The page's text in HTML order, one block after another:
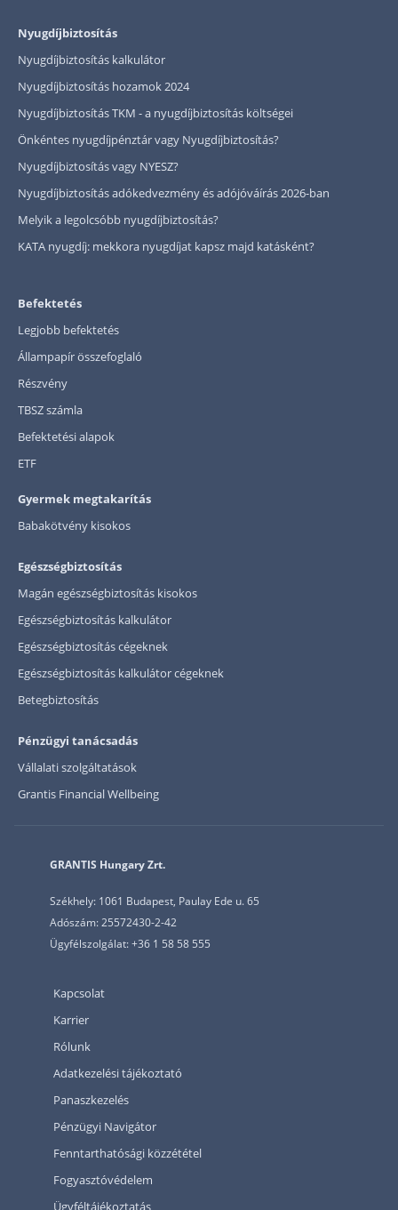
Nyugdíjbiztosítás
Nyugdíjbiztosítás kalkulátor
Nyugdíjbiztosítás hozamok 2024
Nyugdíjbiztosítás TKM - a nyugdíjbiztosítás költségei
Önkéntes nyugdíjpénztár vagy Nyugdíjbiztosítás?
Nyugdíjbiztosítás vagy NYESZ?
Nyugdíjbiztosítás adókedvezmény és adójóváírás 2026-ban
Melyik a legolcsóbb nyugdíjbiztosítás?
KATA nyugdíj: mekkora nyugdíjat kapsz majd katásként?
Befektetés
Legjobb befektetés
Állampapír összefoglaló
Részvény
TBSZ számla
Befektetési alapok
ETF
Gyermek megtakarítás
Babakötvény kisokos
Egészségbiztosítás
Magán egészségbiztosítás kisokos
Egészségbiztosítás kalkulátor
Egészségbiztosítás cégeknek
Egészségbiztosítás kalkulátor cégeknek
Betegbiztosítás
Pénzügyi tanácsadás
Vállalati szolgáltatások
Grantis Financial Wellbeing
GRANTIS Hungary Zrt.
Székhely: 1061 Budapest, Paulay Ede u. 65
Adószám: 25572430-2-42
Ügyfélszolgálat: +36 1 58 58 555
Kapcsolat
Karrier
Rólunk
Adatkezelési tájékoztató
Panaszkezelés
Pénzügyi Navigátor
Fenntarthatósági közzététel
Fogyasztóvédelem
Ügyféltájékoztatás